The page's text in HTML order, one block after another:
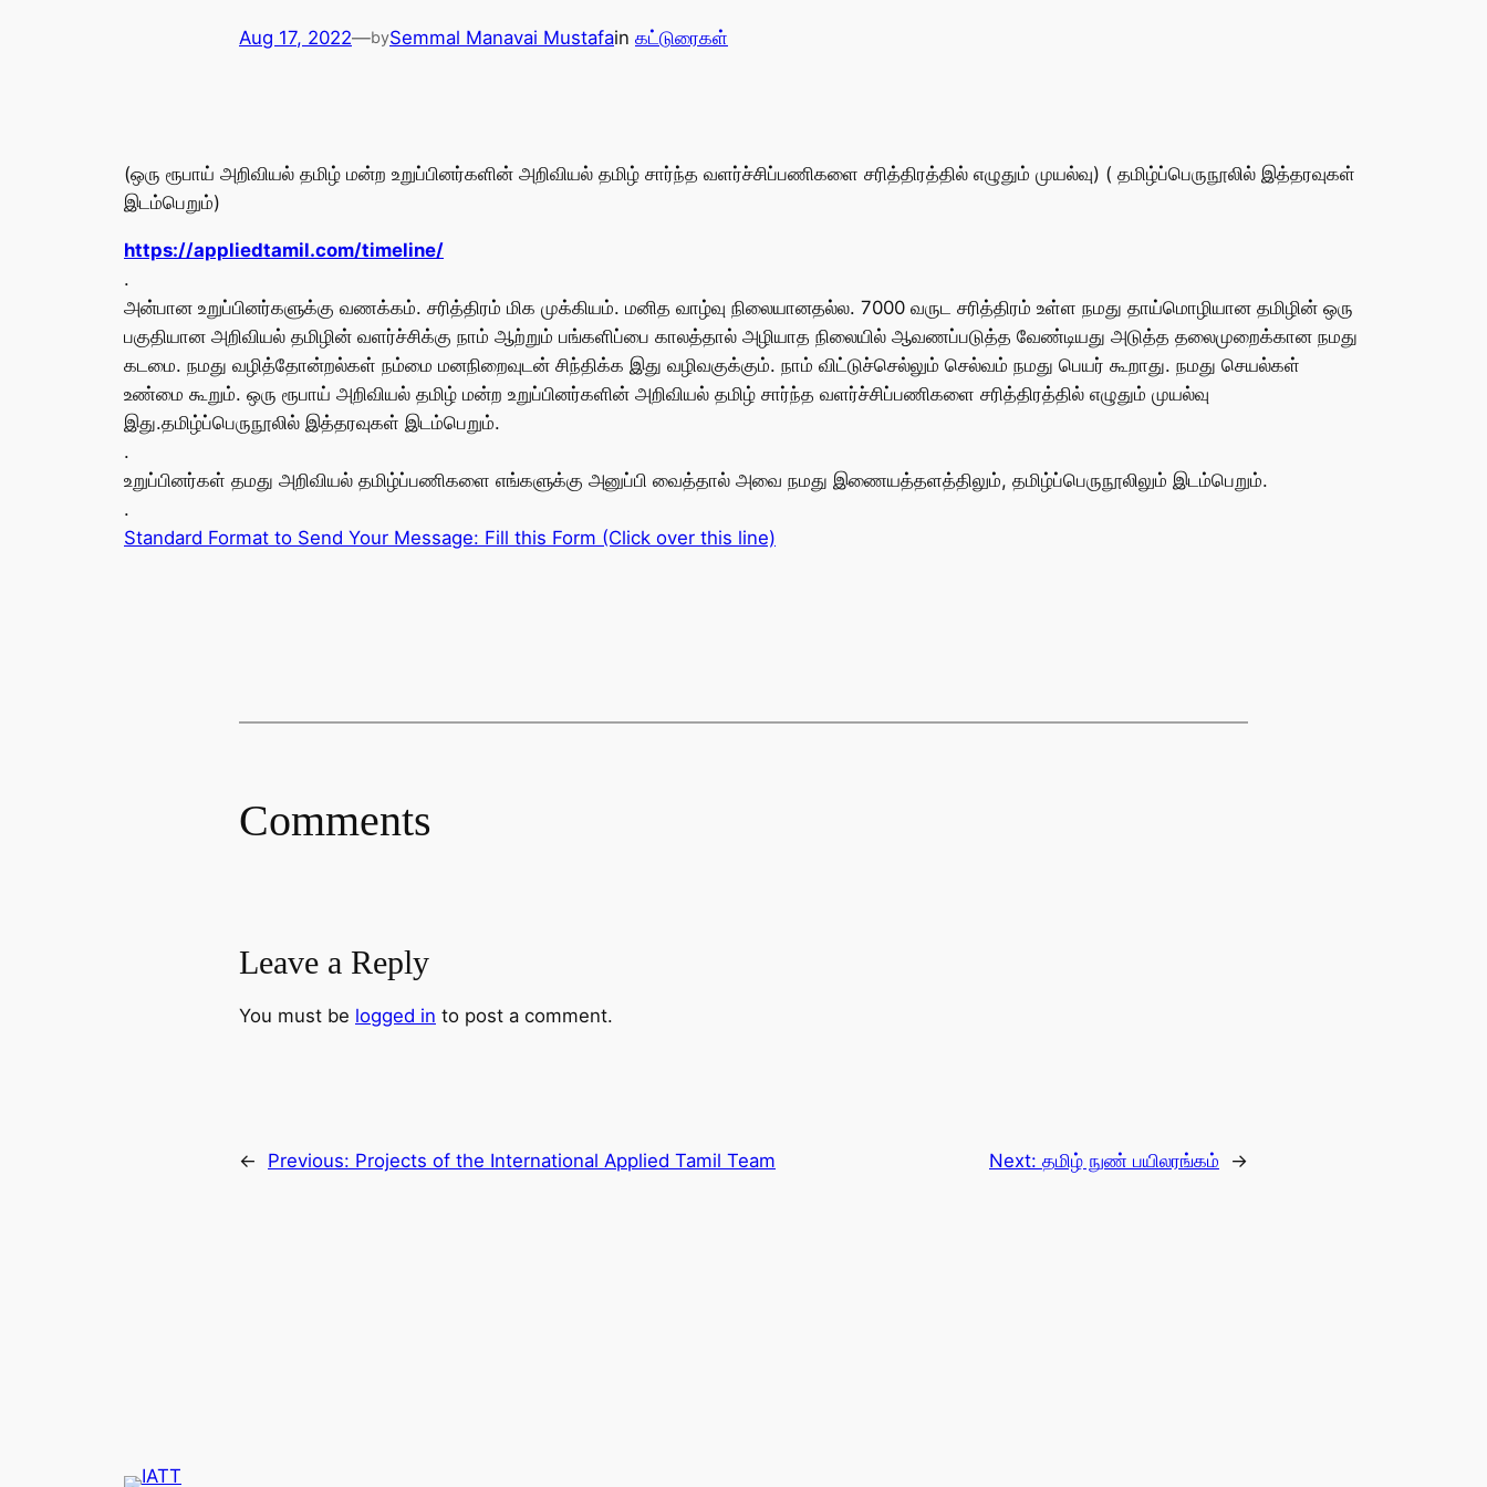
Aug 17, 2022—bySemmal Manavai Mustafain கட்டுரைகள்
(ஒரு ரூபாய் அறிவியல் தமிழ் மன்ற உறுப்பினர்களின் அறிவியல் தமிழ் சார்ந்த வளர்ச்சிப்பணிகளை சரித்திரத்தில் எழுதும் முயல்வு) ( தமிழ்ப்பெருநூலில் இத்தரவுகள்
இடம்பெறும்)
https://appliedtamil.com/timeline/
.
அன்பான உறுப்பினர்களுக்கு வணக்கம். சரித்திரம் மிக முக்கியம். மனித வாழ்வு நிலையானதல்ல. 7000 வருட சரித்திரம் உள்ள நமது தாய்மொழியான தமிழின் ஒரு
பகுதியான அறிவியல் தமிழின் வளர்ச்சிக்கு நாம் ஆற்றும் பங்களிப்பை காலத்தால் அழியாத நிலையில் ஆவணப்படுத்த வேண்டியது அடுத்த தலைமுறைக்கான நமது
கடமை. நமது வழித்தோன்றல்கள் நம்மை மனநிறைவுடன் சிந்திக்க இது வழிவகுக்கும். நாம் விட்டுச்செல்லும் செல்வம் நமது பெயர் கூறாது. நமது செயல்கள்
உண்மை கூறும். ஒரு ரூபாய் அறிவியல் தமிழ் மன்ற உறுப்பினர்களின் அறிவியல் தமிழ் சார்ந்த வளர்ச்சிப்பணிகளை சரித்திரத்தில் எழுதும் முயல்வு
இது.தமிழ்ப்பெருநூலில் இத்தரவுகள் இடம்பெறும்.
.
உறுப்பினர்கள் தமது அறிவியல் தமிழ்ப்பணிகளை எங்களுக்கு அனுப்பி வைத்தால் அவை நமது இணையத்தளத்திலும், தமிழ்ப்பெருநூலிலும் இடம்பெறும்.
.
Standard Format to Send Your Message: Fill this Form (Click over this line)
Comments
Leave a Reply
You must be logged in to post a comment.
← Previous: Projects of the International Applied Tamil Team Next: தமிழ் நுண் பயிலரங்கம் →